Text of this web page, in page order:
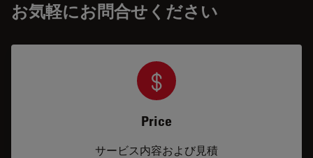
お気軽にお問合せください
Price
サービス内容および見積